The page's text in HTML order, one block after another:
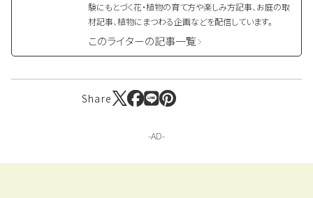
験にもとづく花・植物の育て方や楽しみ方記事、お庭の取
材記事、植物にまつわる企画などを配信しています。
このライターの記事一覧
Share